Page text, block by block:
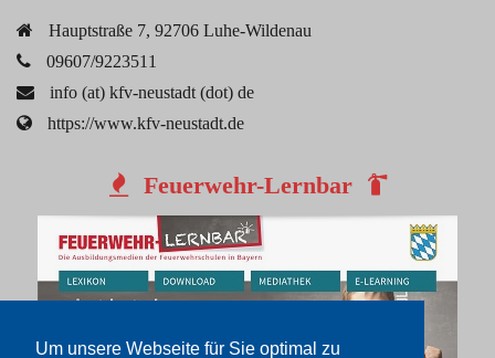
Um unsere Webseite für Sie optimal zu
Hauptstraße 7, 92706 Luhe-Wildenau
09607/9223511
info (at) kfv-neustadt (dot) de
https://www.kfv-neustadt.de
Feuerwehr-Lernbar